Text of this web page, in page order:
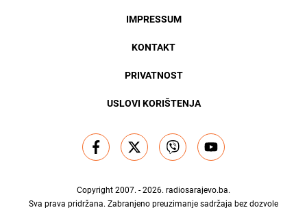
IMPRESSUM
KONTAKT
PRIVATNOST
USLOVI KORIŠTENJA
Copyright 2007. - 2026. radiosarajevo.ba.
Sva prava pridržana. Zabranjeno preuzimanje sadržaja bez dozvole